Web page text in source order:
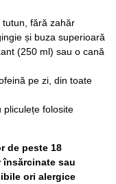
fără zahăr
și buza superioară
(250 ml) sau o cană
pe zi, din toate
pliculețe folosite
de peste 18
însărcinate sau
ori alergice